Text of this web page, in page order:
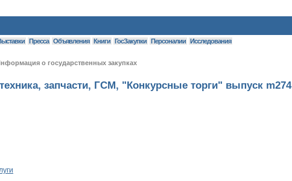
Пресса Объявления Книги ГосЗакупки Персоналии Исследования
о государственных закупках
запчасти, ГСМ, "Конкурсные торги" выпуск m274